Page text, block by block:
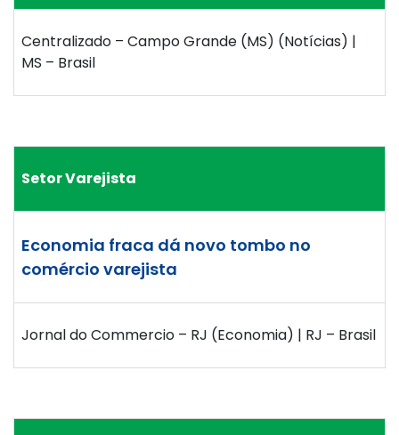
Centralizado – Campo Grande (MS) (Notícias) |
MS – Brasil
Setor Varejista
Economia fraca dá novo tombo no
comércio varejista
Jornal do Commercio – RJ (Economia) | RJ – Brasil